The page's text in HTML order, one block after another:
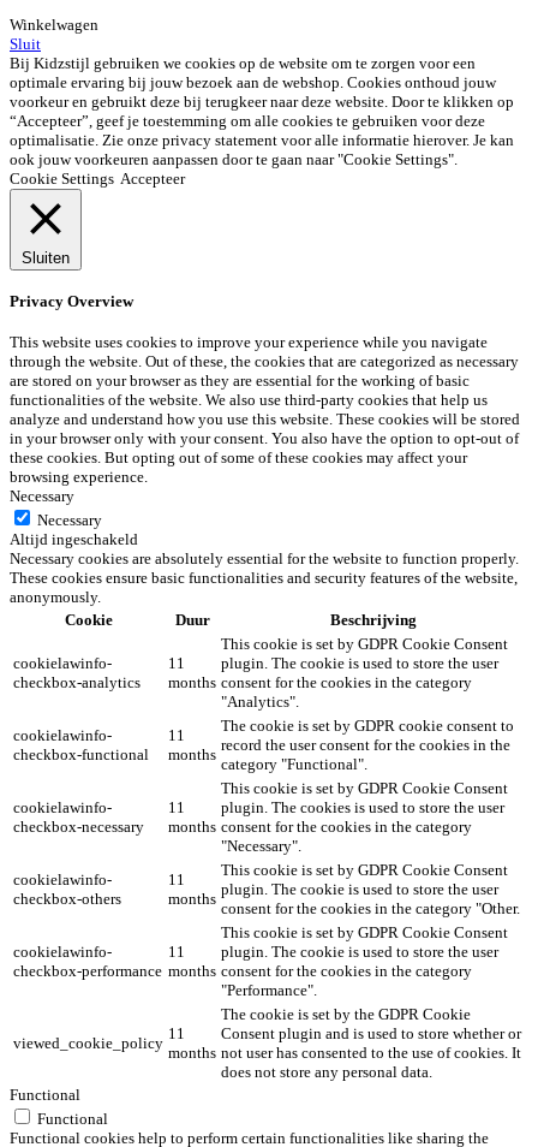
Winkelwagen
Sluit
Bij Kidzstijl gebruiken we cookies op de website om te zorgen voor een
optimale ervaring bij jouw bezoek aan de webshop. Cookies onthoud jouw
voorkeur en gebruikt deze bij terugkeer naar deze website. Door te klikken op
“Accepteer”, geef je toestemming om alle cookies te gebruiken voor deze
optimalisatie. Zie onze privacy statement voor alle informatie hierover. Je kan
ook jouw voorkeuren aanpassen door te gaan naar "Cookie Settings".
Cookie Settings Accepteer
Sluiten
Privacy Overview
This website uses cookies to improve your experience while you navigate
through the website. Out of these, the cookies that are categorized as necessary
are stored on your browser as they are essential for the working of basic
functionalities of the website. We also use third-party cookies that help us
analyze and understand how you use this website. These cookies will be stored
in your browser only with your consent. You also have the option to opt-out of
these cookies. But opting out of some of these cookies may affect your
browsing experience.
Necessary
Necessary
Altijd ingeschakeld
Necessary cookies are absolutely essential for the website to function properly.
These cookies ensure basic functionalities and security features of the website,
anonymously.
Cookie
Duur Beschrijving
cookielawinfo-
checkbox-analytics
11
months
This cookie is set by GDPR Cookie Consent
plugin. The cookie is used to store the user
consent for the cookies in the category
"Analytics".
cookielawinfo-
checkbox-functional
11
months
The cookie is set by GDPR cookie consent to
record the user consent for the cookies in the
category "Functional".
cookielawinfo-
checkbox-necessary
11
months
This cookie is set by GDPR Cookie Consent
plugin. The cookies is used to store the user
consent for the cookies in the category
"Necessary".
cookielawinfo-
checkbox-others
11
months
This cookie is set by GDPR Cookie Consent
plugin. The cookie is used to store the user
consent for the cookies in the category "Other.
cookielawinfo-
checkbox-performance
11
months
This cookie is set by GDPR Cookie Consent
plugin. The cookie is used to store the user
consent for the cookies in the category
"Performance".
viewed_cookie_policy
11
months
The cookie is set by the GDPR Cookie
Consent plugin and is used to store whether or
not user has consented to the use of cookies. It
does not store any personal data.
Functional
Functional
Functional cookies help to perform certain functionalities like sharing the